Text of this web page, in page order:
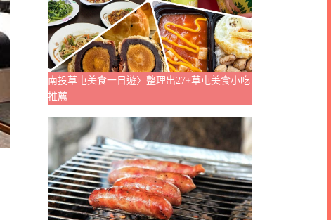
南投草屯美食一日遊〉整理出27+草屯美食小吃
推薦